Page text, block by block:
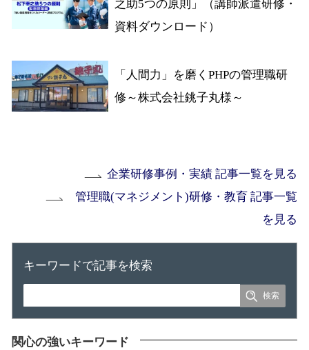
之助5つの原則」（講師派遣研修・
資料ダウンロード）
「人間力」を磨くPHPの管理職研
修～株式会社銚子丸様～
企業研修事例・実績 記事一覧を見る
管理職(マネジメント)研修・教育 記事一覧
を見る
キーワードで記事を検索
関心の強いキーワード